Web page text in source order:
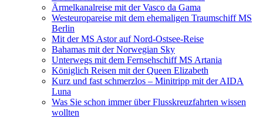
Ärmelkanalreise mit der Vasco da Gama
Westeuropareise mit dem ehemaligen Traumschiff MS
Berlin
Mit der MS Astor auf Nord-Ostsee-Reise
Bahamas mit der Norwegian Sky
Unterwegs mit dem Fernsehschiff MS Artania
Königlich Reisen mit der Queen Elizabeth
Kurz und fast schmerzlos – Minitripp mit der AIDA
Luna
Was Sie schon immer über Flusskreuzfahrten wissen
wollten